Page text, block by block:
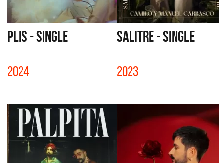
PLIS - SINGLE
2024
SALITRE - SINGLE
2023